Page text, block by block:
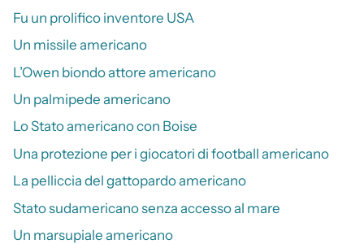
Fu un prolifico inventore USA
Un missile americano
L’Owen biondo attore americano
Un palmipede americano
Lo Stato americano con Boise
Una protezione per i giocatori di football americano
La pelliccia del gattopardo americano
Stato sudamericano senza accesso al mare
Un marsupiale americano